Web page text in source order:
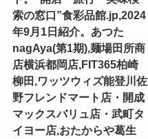
索の窓口”食彩品館.jp,2024
年9月1日紹介。あつた
nagAya(第1期),麺場田所商
店横浜都岡店,FIT365柏崎
柳田,ワッツウィズ能登川佐
野フレンドマート店・開成
マックスバリュ店・武町タ
イヨー店,おたからや葛生